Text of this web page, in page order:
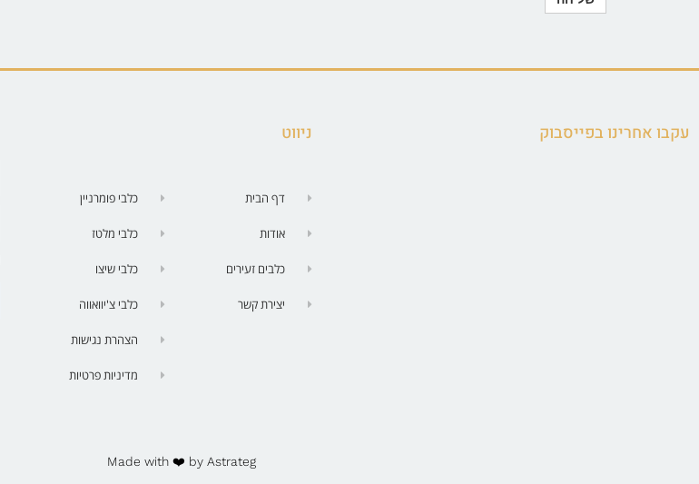
עקבו אחרינו בפייסבוק ניווט
דף הבית
אודות
כלבים זעירים
יצירת קשר
כלבי פומרניין
כלבי מלטז
כלבי שיצו
כלבי צ'יוואווה
הצהרת נגישות
מדיניות פרטיות
Made with ❤️ by Astrateg